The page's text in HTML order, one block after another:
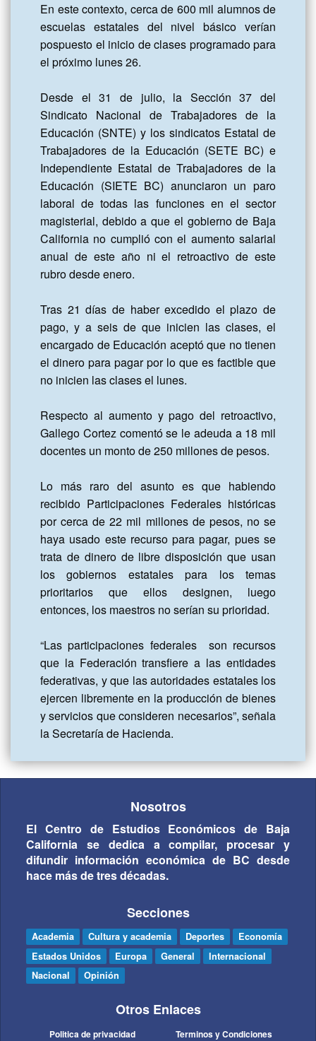
En este contexto, cerca de 600 mil alumnos de
escuelas estatales del nivel básico verían
pospuesto el inicio de clases programado para
el próximo lunes 26.
Desde el 31 de julio, la Sección 37 del
Sindicato Nacional de Trabajadores de la
Educación (SNTE) y los sindicatos Estatal de
Trabajadores de la Educación (SETE BC) e
Independiente Estatal de Trabajadores de la
Educación (SIETE BC) anunciaron un paro
laboral de todas las funciones en el sector
magisterial, debido a que el gobierno de Baja
California no cumplió con el aumento salarial
anual de este año ni el retroactivo de este
rubro desde enero.
Tras 21 días de haber excedido el plazo de
pago, y a seis de que inicien las clases, el
encargado de Educación aceptó que no tienen
el dinero para pagar por lo que es factible que
no inicien las clases el lunes.
Respecto al aumento y pago del retroactivo,
Gallego Cortez comentó se le adeuda a 18 mil
docentes un monto de 250 millones de pesos.
Lo más raro del asunto es que habiendo
recibido Participaciones Federales históricas
por cerca de 22 mil millones de pesos, no se
haya usado este recurso para pagar, pues se
trata de dinero de libre disposición que usan
los gobiernos estatales para los temas
prioritarios que ellos designen, luego
entonces, los maestros no serían su prioridad.
“Las participaciones federales  son recursos
que la Federación transfiere a las entidades
federativas, y que las autoridades estatales los
ejercen libremente en la producción de bienes
y servicios que consideren necesarios”, señala
la Secretaría de Hacienda.
Nosotros
El Centro de Estudios Económicos de Baja
California se dedica a compilar, procesar y
difundir información económica de BC desde
hace más de tres décadas.
Secciones
Academia Cultura y academia Deportes
Economía
Estados Unidos
Europa General
Internacional
Nacional
Opinión
Otros Enlaces
Politica de privacidad Terminos y Condiciones